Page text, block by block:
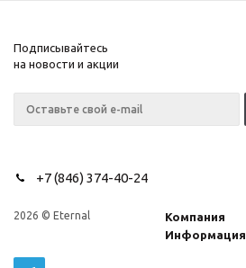
Подписывайтесь
на новости и акции
+7 (846) 374-40-24
2026 © Eternal
Компания
Информация